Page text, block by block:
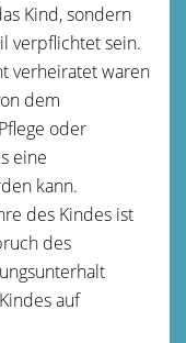
Kind, sondern
verpflichtet sein.
verheiratet waren
dem
oder
eine
kann.
des Kindes ist
des
auf